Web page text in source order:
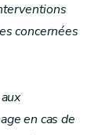
concernées
en cas de